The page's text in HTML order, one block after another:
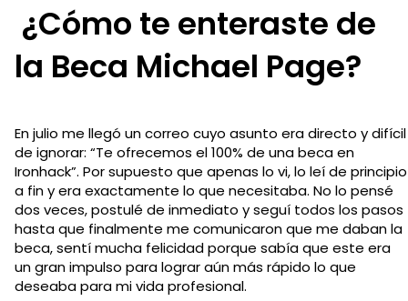
¿Cómo te enteraste de
la Beca Michael Page?
En julio me llegó un correo cuyo asunto era directo y difícil
de ignorar: “Te ofrecemos el 100% de una beca en
Ironhack”. Por supuesto que apenas lo vi, lo leí de principio
a fin y era exactamente lo que necesitaba. No lo pensé
dos veces, postulé de inmediato y seguí todos los pasos
hasta que finalmente me comunicaron que me daban la
beca, sentí mucha felicidad porque sabía que este era
un gran impulso para lograr aún más rápido lo que
deseaba para mi vida profesional.